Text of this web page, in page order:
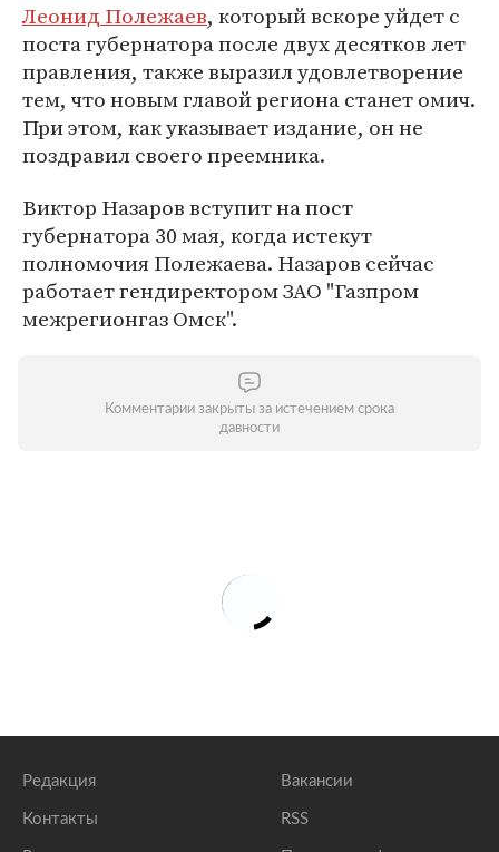
Леонид Полежаев, который вскоре уйдет с
поста губернатора после двух десятков лет
правления, также выразил удовлетворение
тем, что новым главой региона станет омич.
При этом, как указывает издание, он не
поздравил своего преемника.
Виктор Назаров вступит на пост
губернатора 30 мая, когда истекут
полномочия Полежаева. Назаров сейчас
работает гендиректором ЗАО "Газпром
межрегионгаз Омск".
Комментарии закрыты за истечением срока
давности
Редакция
Контакты
Вакансии
RSS